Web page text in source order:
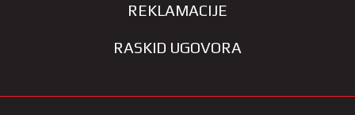
REKLAMACIJE
RASKID UGOVORA